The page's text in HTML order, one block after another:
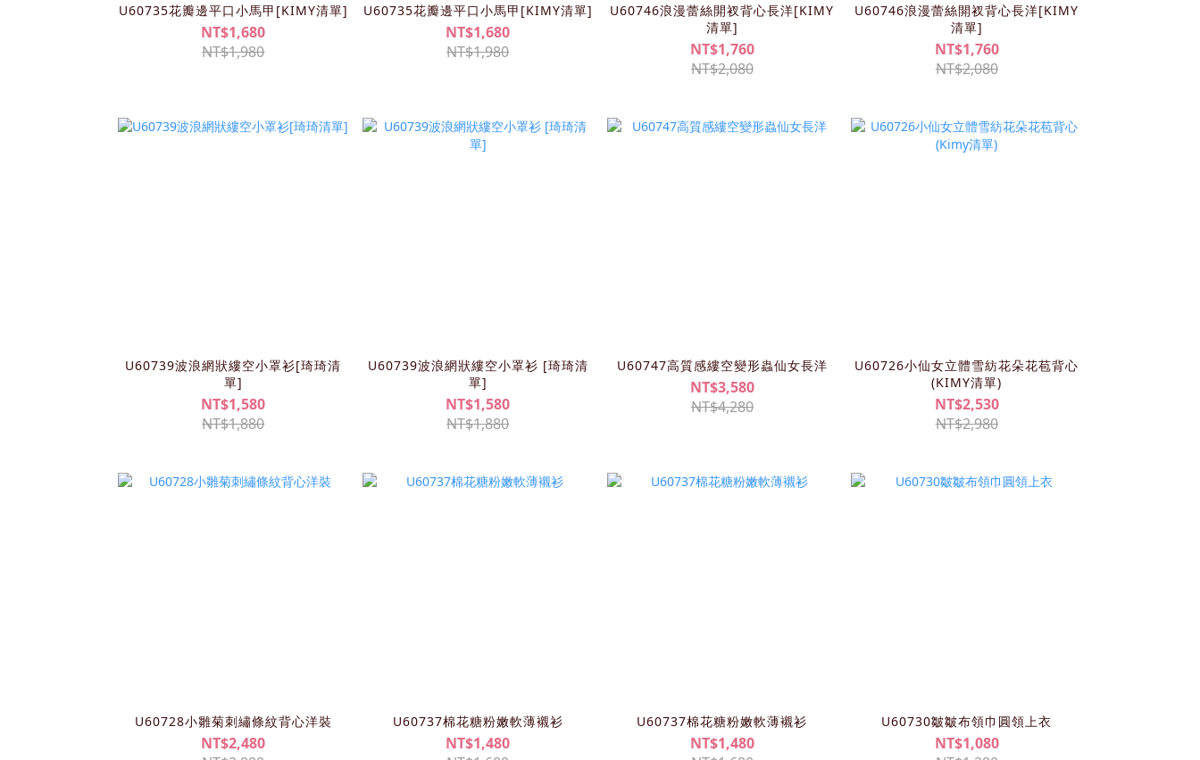
U60735花瓣邊平口小馬甲[KIMY清單]
NT$1,680
NT$1,980
U60735花瓣邊平口小馬甲[KIMY清單]
NT$1,680
NT$1,980
U60746浪漫蕾絲開衩背心長洋[KIMY
清單]
NT$1,760
NT$2,080
U60746浪漫蕾絲開衩背心長洋[KIMY
清單]
NT$1,760
NT$2,080
U60739波浪網狀縷空小罩衫[琦琦清
單]
NT$1,580
NT$1,880
U60739波浪網狀縷空小罩衫 [琦琦清
單]
NT$1,580
NT$1,880
U60747高質感縷空變形蟲仙女長洋
NT$3,580
NT$4,280
U60726小仙女立體雪紡花朵花苞背心
(KIMY清單)
NT$2,530
NT$2,980
U60728小雛菊刺繡條紋背心洋裝
NT$2,480
U60737棉花糖粉嫩軟薄襯衫
NT$1,480
U60737棉花糖粉嫩軟薄襯衫
NT$1,480
U60730皺皺布領巾圓領上衣
NT$1,080